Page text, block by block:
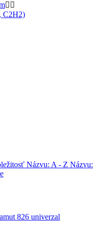
 
C2H2)
Názvu: A - Z Názvu: